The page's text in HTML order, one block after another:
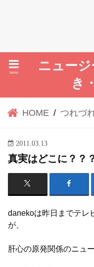
ニュー
き
menu
HOME つれづ
2011.03.13
真実はどこに？？
danekoは昨日までテレ
が、
肝心の原発関係のニュ